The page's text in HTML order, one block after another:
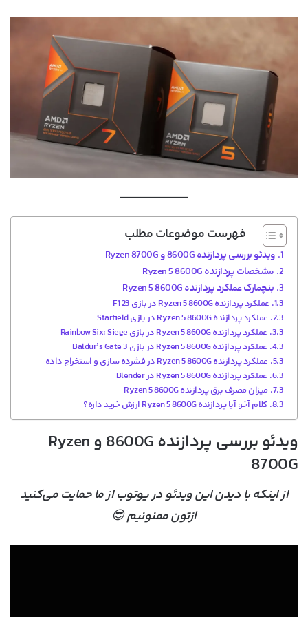
فهرست موضوعات مطلب
ویدئو بررسی پردازنده 8600G و Ryzen 8700G
مشخصات پردازنده Ryzen 5 8600G
بنچمارک عملکرد پردازنده Ryzen 5 8600G
عملکرد پردازنده Ryzen 5 8600G در بازی F1 23
عملکرد پردازنده Ryzen 5 8600G در بازی Starfield
عملکرد پردازنده Ryzen 5 8600G در بازی Rainbow Six: Siege
عملکرد پردازنده Ryzen 5 8600G در بازی Baldur’s Gate 3
عملکرد پردازنده Ryzen 5 8600G در فشرده سازی و استخراج داده
عملکرد پردازنده Ryzen 5 8600G در Blender
میزان مصرف برق پردازنده Ryzen 5 8600G
کلام آخر: آیا پردازنده Ryzen 5 8600G ارزش خرید داره؟
ویدئو بررسی پردازنده 8600G و Ryzen
8700G
از اینکه با دیدن این ویدئو در یوتوب از ما حمایت می‌کنید
ازتون ممنونیم 😎